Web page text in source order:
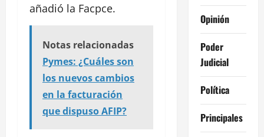
añadió la Facpce.
Notas relacionadas
Pymes: ¿Cuáles son
los nuevos cambios
en la facturación
que dispuso AFIP?
Opinión
Poder
Judicial
Política
Principales